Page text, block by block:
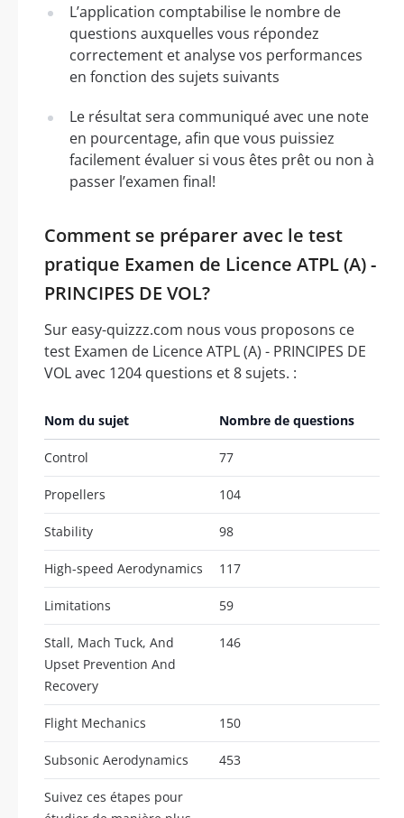
L’application comptabilise le nombre de
questions auxquelles vous répondez
correctement et analyse vos performances
en fonction des sujets suivants
Le résultat sera communiqué avec une note
en pourcentage, afin que vous puissiez
facilement évaluer si vous êtes prêt ou non à
passer l’examen final!
Comment se préparer avec le test
pratique Examen de Licence ATPL (A) -
PRINCIPES DE VOL?
Sur easy-quizzz.com nous vous proposons ce
test Examen de Licence ATPL (A) - PRINCIPES DE
VOL avec 1204 questions et 8 sujets. :
Nom du sujet Nombre de questions
Control 77
Propellers 104
Stability 98
High-speed Aerodynamics 117
Limitations 59
Stall, Mach Tuck, And
Upset Prevention And
Recovery
146
Flight Mechanics 150
Subsonic Aerodynamics 453
Suivez ces étapes pour